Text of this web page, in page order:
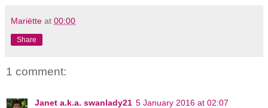
Mariëtte at 00:00
Share
1 comment:
Janet a.k.a. swanlady21 5 January 2016 at 02:07